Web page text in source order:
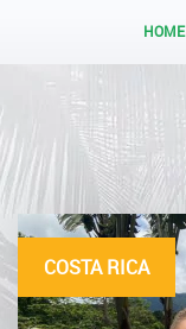
HOME
COSTA RICA